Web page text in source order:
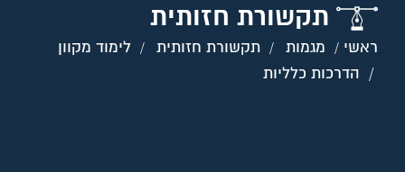
תקשורת חזותית
ראשי מגמות תקשורת חזותית
לימוד מקוון
הדרכות כלליות